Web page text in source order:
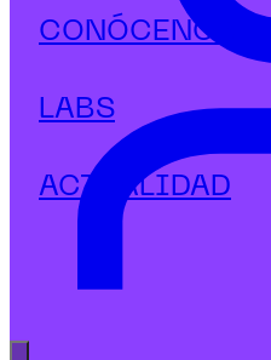
CONÓCENOS
LABS
ACTUALIDAD
Máster en
El Máster de Dirección
Marketing estratégico e